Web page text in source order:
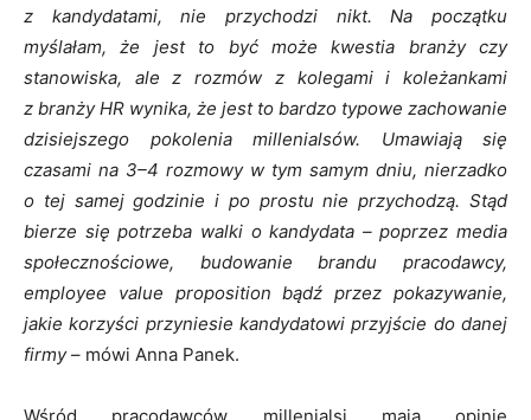
z kandydatami, nie przychodzi nikt. Na początku
myślałam, że jest to być może kwestia branży czy
stanowiska, ale z rozmów z kolegami i koleżankami
z branży HR wynika, że jest to bardzo typowe zachowanie
dzisiejszego pokolenia millenialsów. Umawiają się
czasami na 3–4 rozmowy w tym samym dniu, nierzadko
o tej samej godzinie i po prostu nie przychodzą. Stąd
bierze się potrzeba walki o kandydata – poprzez media
społecznościowe, budowanie brandu pracodawcy,
employee value proposition bądź przez pokazywanie,
jakie korzyści przyniesie kandydatowi przyjście do danej
firmy– mówi Anna Panek.